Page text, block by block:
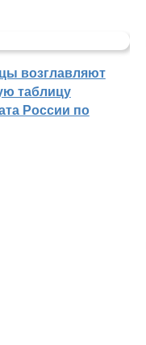
возглавляют
таблицу
России по